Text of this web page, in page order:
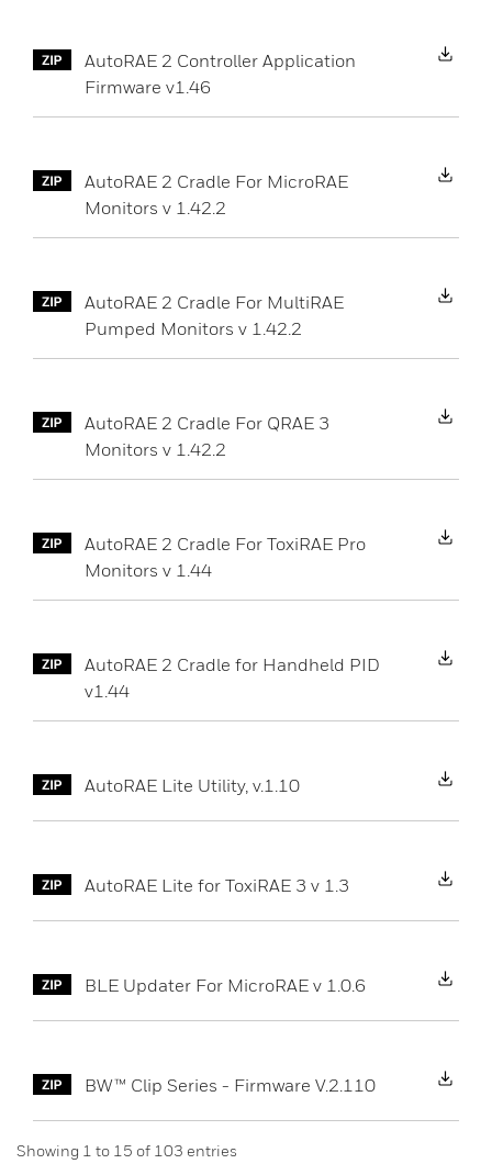
AutoRAE 2 Controller Application
Firmware v1.46
AutoRAE 2 Cradle For MicroRAE
Monitors v 1.42.2
AutoRAE 2 Cradle For MultiRAE
Pumped Monitors v 1.42.2
AutoRAE 2 Cradle For QRAE 3
Monitors v 1.42.2
AutoRAE 2 Cradle For ToxiRAE Pro
Monitors v 1.44
AutoRAE 2 Cradle for Handheld PID
v1.44
AutoRAE Lite Utility, v.1.10
AutoRAE Lite for ToxiRAE 3 v 1.3
BLE Updater For MicroRAE v 1.0.6
BW™ Clip Series - Firmware V.2.110
Showing 1 to 15 of 103 entries